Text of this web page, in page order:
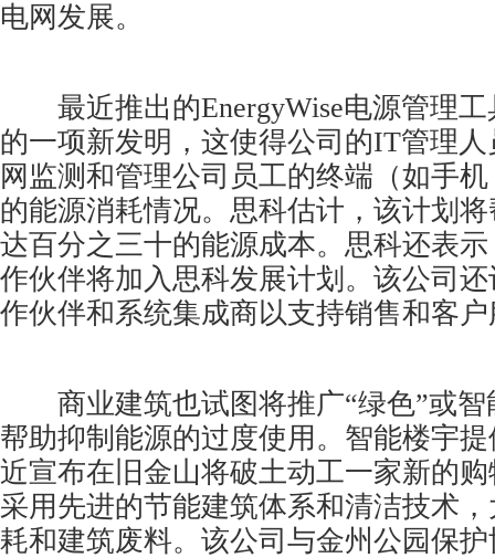
电网发展。
最近推出的EnergyWise电源管理工
的一项新发明，这使得公司的IT管理
网监测和管理公司员工的终端（如手
的能源消耗情况。思科估计，该计划
达百分之三十的能源成本。思科还表
作伙伴将加入思科发展计划。该公司
作伙伴和系统集成商以支持销售和客
商业建筑也试图将推广“绿色”或智
帮助抑制能源的过度使用。智能楼宇提
近宣布在旧金山将破土动工一家新的
采用先进的节能建筑体系和清洁技术
耗和建筑废料。该公司与金州公园保